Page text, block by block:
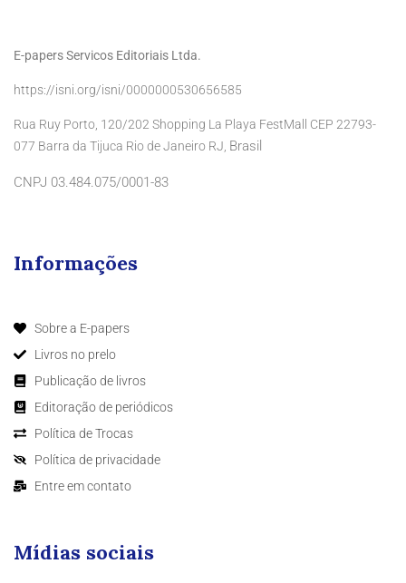
E-papers Servicos Editoriais Ltda.
https://isni.org/isni/0000000530656585
Rua Ruy Porto, 120/202 Shopping La Playa FestMall CEP 22793-
077 Barra da Tijuca Rio de Janeiro RJ, Brasil
CNPJ 03.484.075/0001-83
Informações
Sobre a E-papers
Livros no prelo
Publicação de livros
Editoração de periódicos
Política de Trocas
Política de privacidade
Entre em contato
Mídias sociais